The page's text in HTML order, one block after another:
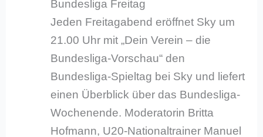
Bundesliga Freitag
Jeden Freitagabend eröffnet Sky um
21.00 Uhr mit „Dein Verein – die
Bundesliga-Vorschau“ den
Bundesliga-Spieltag bei Sky und liefert
einen Überblick über das Bundesliga-
Wochenende. Moderatorin Britta
Hofmann, U20-Nationaltrainer Manuel